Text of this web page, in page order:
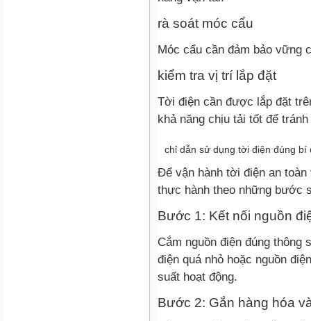
rà soát móc cẩu
Móc cẩu cần đảm bảo vững
kiểm tra vị trí lắp đặt
Tời điện cần được lắp đặt
khả năng chịu tải tốt để
chỉ dẫn sử dụng tời điện đúng bí
Để vận hành tời điện an
thực hành theo những bước
Bước 1: Kết nối nguồn
Cắm nguồn điện đúng thông
điện quá nhỏ hoặc nguồn
suất hoạt động.
Bước 2: Gắn hàng hóa